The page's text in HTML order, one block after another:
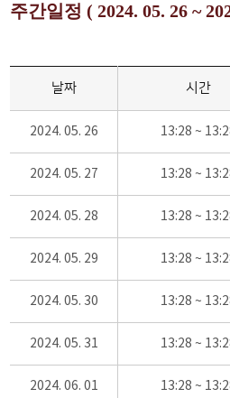
주간일정 ( 2024. 05. 26 ~
날짜 시간
2024. 05. 26 13:28 ~
2024. 05. 27 13:28 ~
2024. 05. 28 13:28 ~
2024. 05. 29 13:28 ~
2024. 05. 30 13:28 ~
2024. 05. 31 13:28 ~
2024. 06. 01 13:28 ~